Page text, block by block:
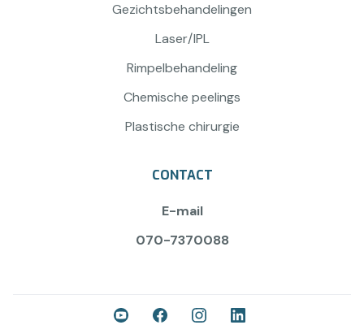
Gezichtsbehandelingen
Laser/IPL
Rimpelbehandeling
Chemische peelings
Plastische chirurgie
CONTACT
E-mail
070-7370088